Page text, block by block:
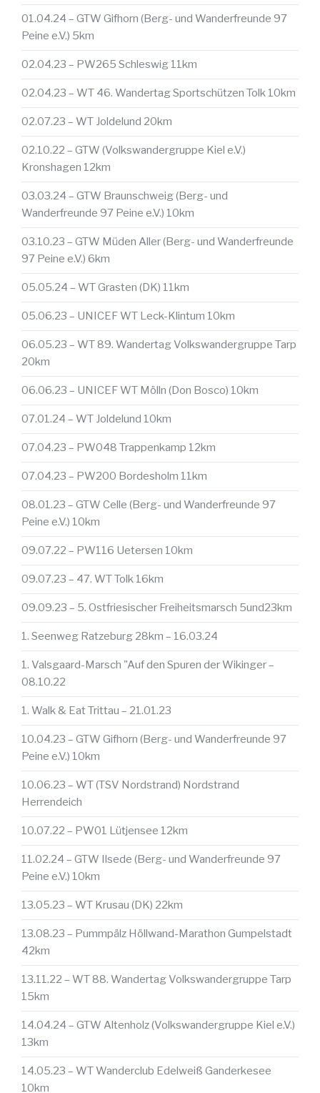
01.04.24 – GTW Gifhorn (Berg- und Wanderfreunde 97
Peine e.V.) 5km
02.04.23 – PW265 Schleswig 11km
02.04.23 – WT 46. Wandertag Sportschützen Tolk 10km
02.07.23 – WT Joldelund 20km
02.10.22 – GTW (Volkswandergruppe Kiel e.V.)
Kronshagen 12km
03.03.24 – GTW Braunschweig (Berg- und
Wanderfreunde 97 Peine e.V.) 10km
03.10.23 – GTW Müden Aller (Berg- und Wanderfreunde
97 Peine e.V.) 6km
05.05.24 – WT Grasten (DK) 11km
05.06.23 – UNICEF WT Leck-Klintum 10km
06.05.23 – WT 89. Wandertag Volkswandergruppe Tarp
20km
06.06.23 – UNICEF WT Mölln (Don Bosco) 10km
07.01.24 – WT Joldelund 10km
07.04.23 – PW048 Trappenkamp 12km
07.04.23 – PW200 Bordesholm 11km
08.01.23 – GTW Celle (Berg- und Wanderfreunde 97
Peine e.V.) 10km
09.07.22 – PW116 Uetersen 10km
09.07.23 – 47. WT Tolk 16km
09.09.23 – 5. Ostfriesischer Freiheitsmarsch 5und23km
1. Seenweg Ratzeburg 28km – 16.03.24
1. Valsgaard-Marsch "Auf den Spuren der Wikinger –
08.10.22
1. Walk & Eat Trittau – 21.01.23
10.04.23 – GTW Gifhorn (Berg- und Wanderfreunde 97
Peine e.V.) 10km
10.06.23 – WT (TSV Nordstrand) Nordstrand
Herrendeich
10.07.22 – PW01 Lütjensee 12km
11.02.24 – GTW Ilsede (Berg- und Wanderfreunde 97
Peine e.V.) 10km
13.05.23 – WT Krusau (DK) 22km
13.08.23 – Pummpälz Höllwand-Marathon Gumpelstadt
42km
13.11.22 – WT 88. Wandertag Volkswandergruppe Tarp
15km
14.04.24 – GTW Altenholz (Volkswandergruppe Kiel e.V.)
13km
14.05.23 – WT Wanderclub Edelweiß Ganderkesee
10km